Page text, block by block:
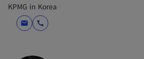
KPMG in Korea
mail call